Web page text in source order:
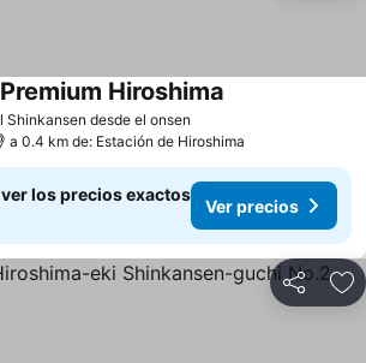
Shinkansen desde el onsen
Hiroshima
a 0.4 km de: Estación de Hiroshima
los precios exactos
Ver precios
Compartir